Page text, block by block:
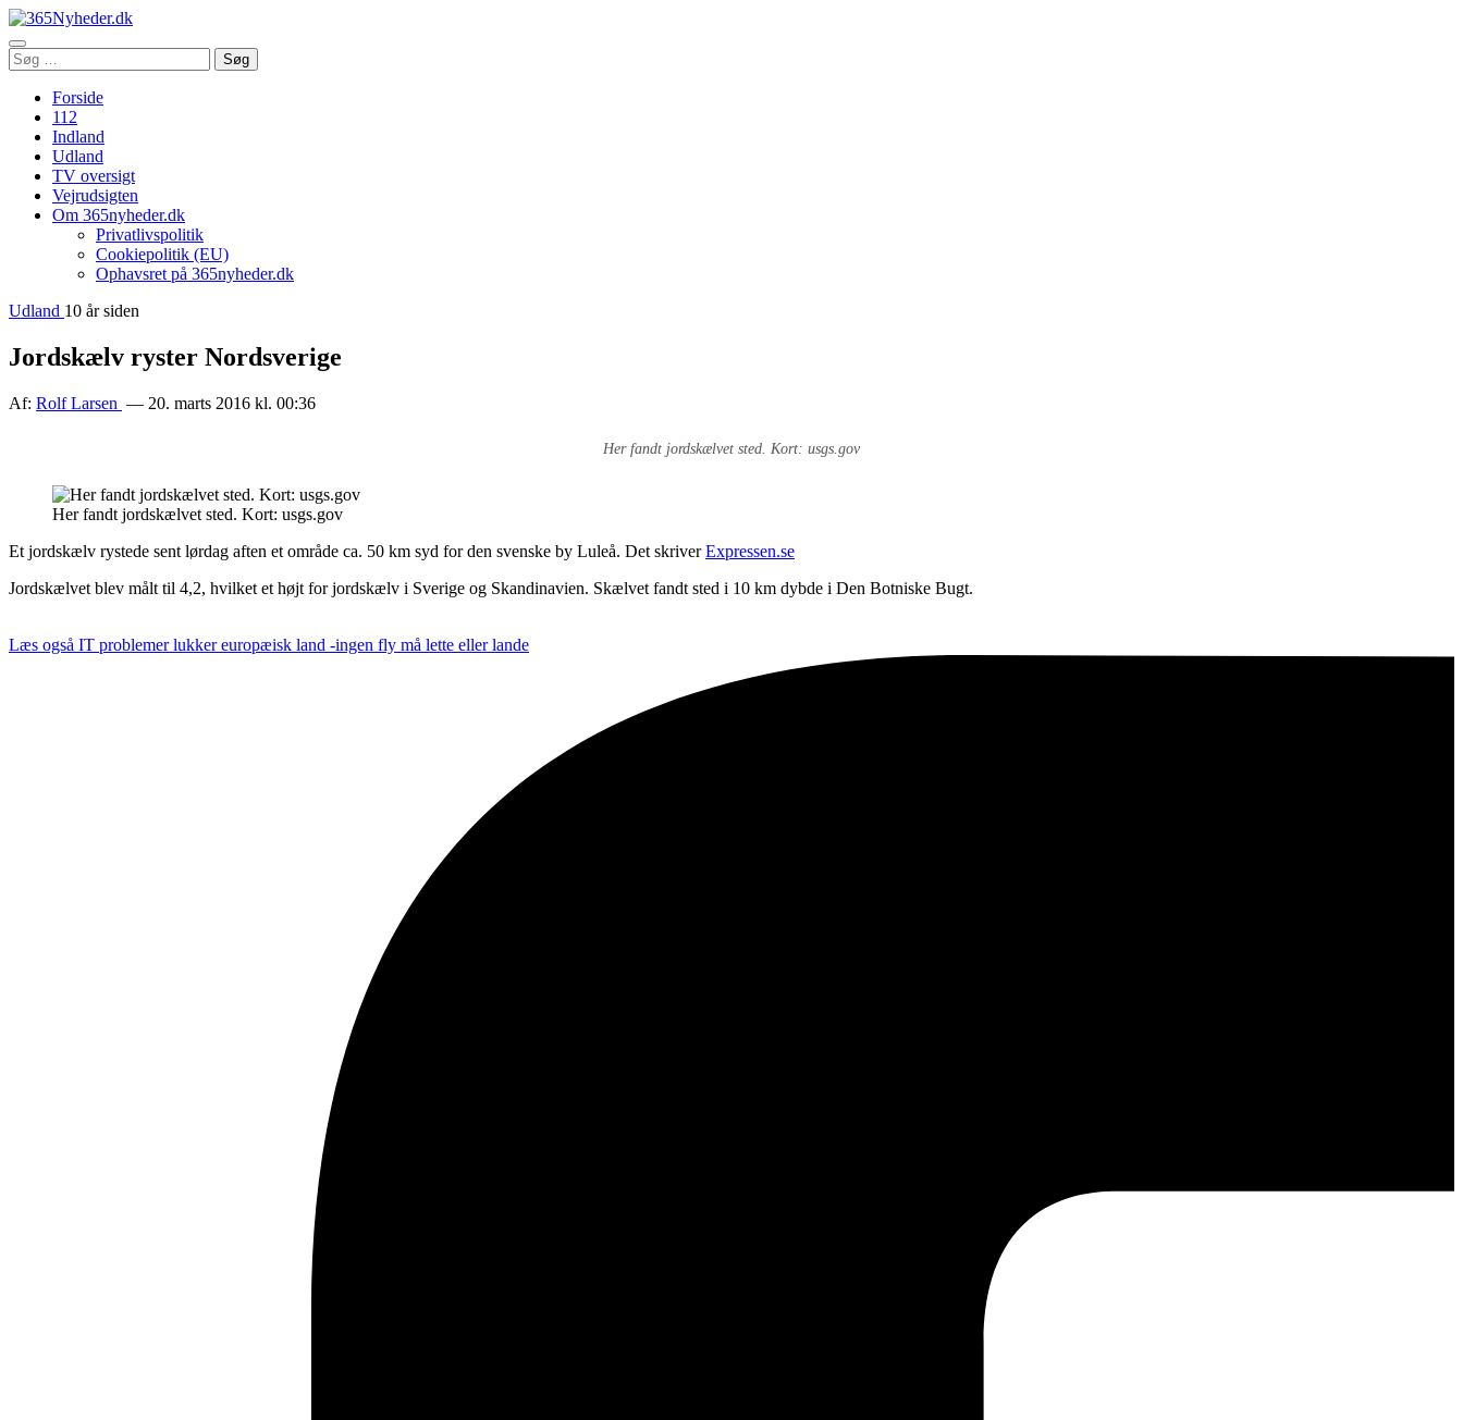
Åbn
menu
Søg
efter:
Søg
Forside
112
Indland
Udland
TV oversigt
Vejrudsigten
Om 365nyheder.dk
Privatlivspolitik
Cookiepolitik (EU)
Ophavsret på 365nyheder.dk
Udland 10 år siden
Jordskælv ryster Nordsverige
Af: Rolf Larsen — 20. marts 2016 kl. 00:36
Her fandt jordskælvet sted. Kort: usgs.gov
Her fandt jordskælvet sted. Kort: usgs.gov
Et jordskælv rystede sent lørdag aften et område ca. 50 km syd for den svenske by Luleå. Det skriverExpressen.se
Jordskælvet blev målt til 4,2, hvilket et højt for jordskælv i Sverige og Skandinavien. Skælvet fandt sted i 10 km dybde i Den Botniske Bugt.
Læs også IT problemer lukker europæisk land -ingen fly må lette eller lande